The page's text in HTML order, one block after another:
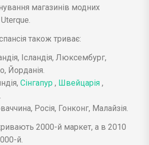
магазинів модних
також триває:
Ісландія, Люксембург,
Йорданія.
Сінгапур , Швейцарія ,
Росія, Гонконг, Малайзія.
2000-й маркет, а в 2010
й.